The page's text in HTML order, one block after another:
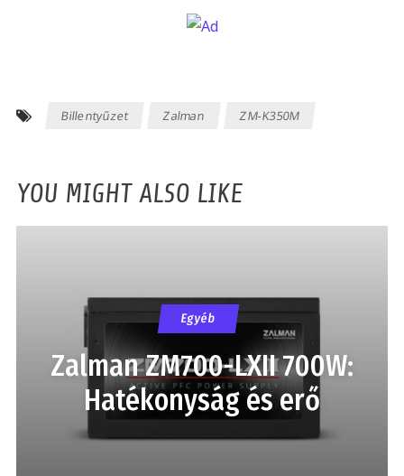
Billentyűzet Zalman ZM-K350M
YOU MIGHT ALSO LIKE
Egyéb
Zalman ZM700-LXII 700W:
Hatékonyság és erő